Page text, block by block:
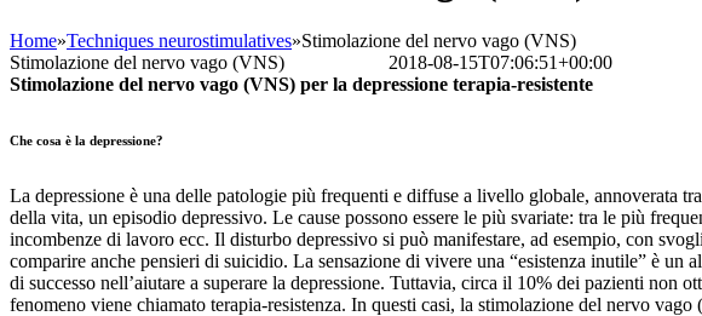
Home»Techniques neurostimulatives»Stimolazione del nervo vago (VNS)
Stimolazione del nervo vago (VNS)
2018-08-15T07:06:51+00:00
Stimolazione del nervo vago (VNS) per la depressione terapia-resistente
Che cosa è la depressione?
La depressione è una delle patologie più frequenti e diffuse a livello globale, annoverata
della vita, un episodio depressivo. Le cause possono essere le più svariate: tra le più
incombenze di lavoro ecc. Il disturbo depressivo si può manifestare, ad esempio, con
comparire anche pensieri di suicidio. La sensazione di vivere una “esistenza inutile” è
di successo nell’aiutare a superare la depressione. Tuttavia, circa il 10% dei pazienti non
fenomeno viene chiamato terapia-resistenza. In questi casi, la stimolazione del nervo vago